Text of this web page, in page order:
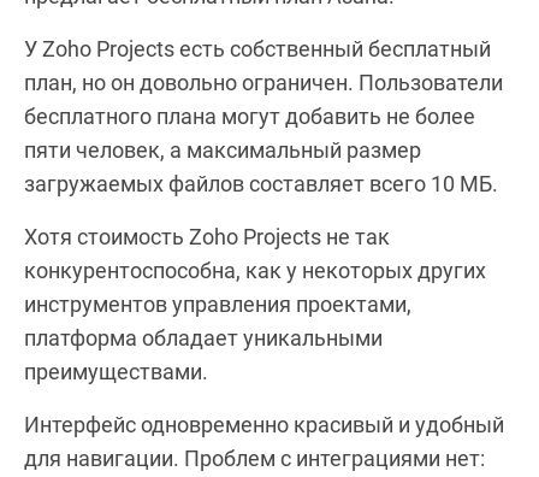
У Zoho Projects есть собственный бесплатный
план, но он довольно ограничен. Пользователи
бесплатного плана могут добавить не более
пяти человек, а максимальный размер
загружаемых файлов составляет всего 10 МБ.
Хотя стоимость Zoho Projects не так
конкурентоспособна, как у некоторых других
инструментов управления проектами,
платформа обладает уникальными
преимуществами.
Интерфейс одновременно красивый и удобный
для навигации. Проблем с интеграциями нет: